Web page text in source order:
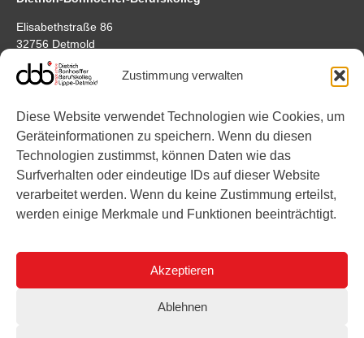
Zustimmung verwalten
Diese Website verwendet Technologien wie Cookies, um
Geräteinformationen zu speichern. Wenn du diesen
Technologien zustimmst, können Daten wie das
Surfverhalten oder eindeutige IDs auf dieser Website
verarbeitet werden. Wenn du keine Zustimmung erteilst,
werden einige Merkmale und Funktionen beeinträchtigt.
Akzeptieren
Ablehnen
Elisabethstraße 86
32756 Detmold
Google Maps
Bonhoefferstraße 7
Links